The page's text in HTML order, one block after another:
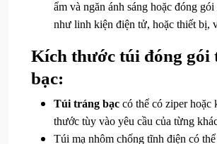
ẩm và ngăn ánh sáng hoặc đóng
như linh kiện điện tử, hoặc thiết bị,
Kích thước túi đóng gói
bạc:
Túi tráng bạc có thể có ziper hoặc
thước tùy vào yêu cầu của từng
Túi mạ nhôm chống tĩnh điện có